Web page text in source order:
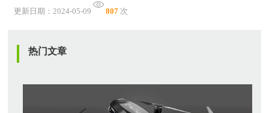
更新日期：2024-05-09 807 次
热门文章